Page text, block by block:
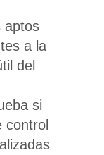
aptos
a la
del
si
control